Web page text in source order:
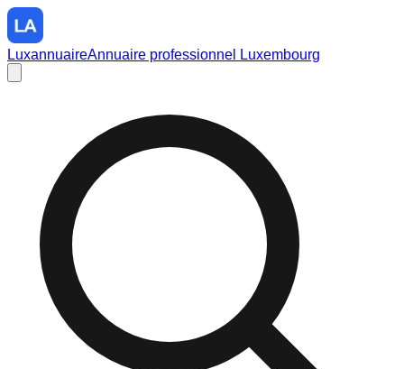
LuxannuaireAnnuaire professionnel Luxembourg